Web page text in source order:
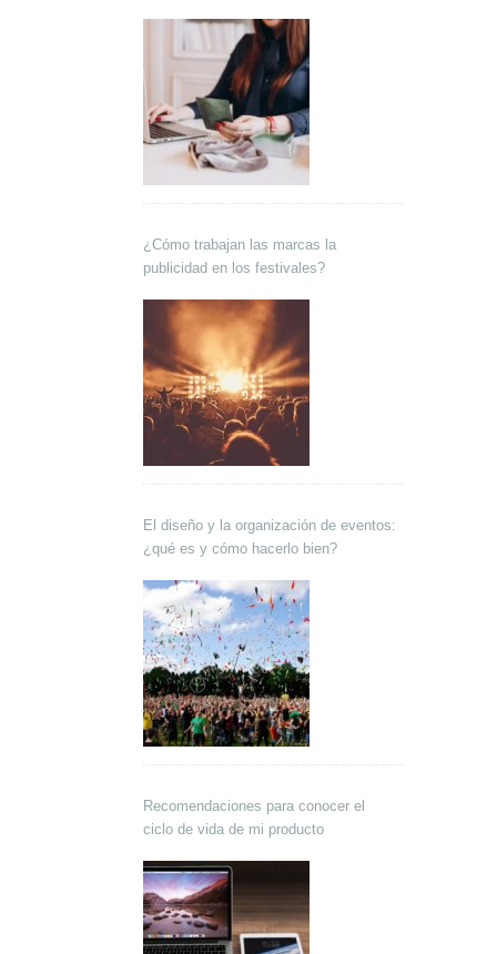
¿Cómo trabajan las marcas la
publicidad en los festivales?
El diseño y la organización de eventos:
¿qué es y cómo hacerlo bien?
Recomendaciones para conocer el
ciclo de vida de mi producto